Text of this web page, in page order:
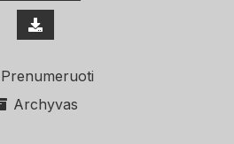
Prenumeruoti
Archyvas